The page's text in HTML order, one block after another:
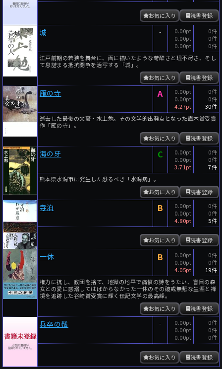
読書登録
お気に入り
城 -
0.00pt
0.00pt
0.00pt
0件
0件
0件
江戸前期の若狭を舞台に、画に描いたような苛酷さと理不尽さ、そし
て息詰まる抵抗闘争を活写する「城」。
読書登録
お気に入り
雁の寺 A
0.00pt
0.00pt
4.27pt
0件
0件
30件
逝去した最後の文豪・水上勉。その文学的出発点となった直木賞受賞
作「雁の寺」。
読書登録
お気に入り
海の牙 C
0.00pt
0.00pt
3.71pt
0件
0件
7件
熊本県水潟市に発生した恐るべき「水潟病」。
読書登録
お気に入り
寺泊 B
0.00pt
0.00pt
4.80pt
0件
0件
5件
読書登録
お気に入り
一休 B
0.00pt
0.00pt
4.05pt
0件
0件
19件
権力に抗し、教団を捨て、地獄の地平で痛憤の詩をうたい、盲目の森
女との愛に惑溺してはばからなかった一休のその破戒無慙な生涯と禅
境を追跡した谷崎賞受賞に輝く伝記文学の最高峰。
読書登録
お気に入り
兵卒の鬚 -
0.00pt
0.00pt
0.00pt
0件
0件
0件
読書登録
お気に入り